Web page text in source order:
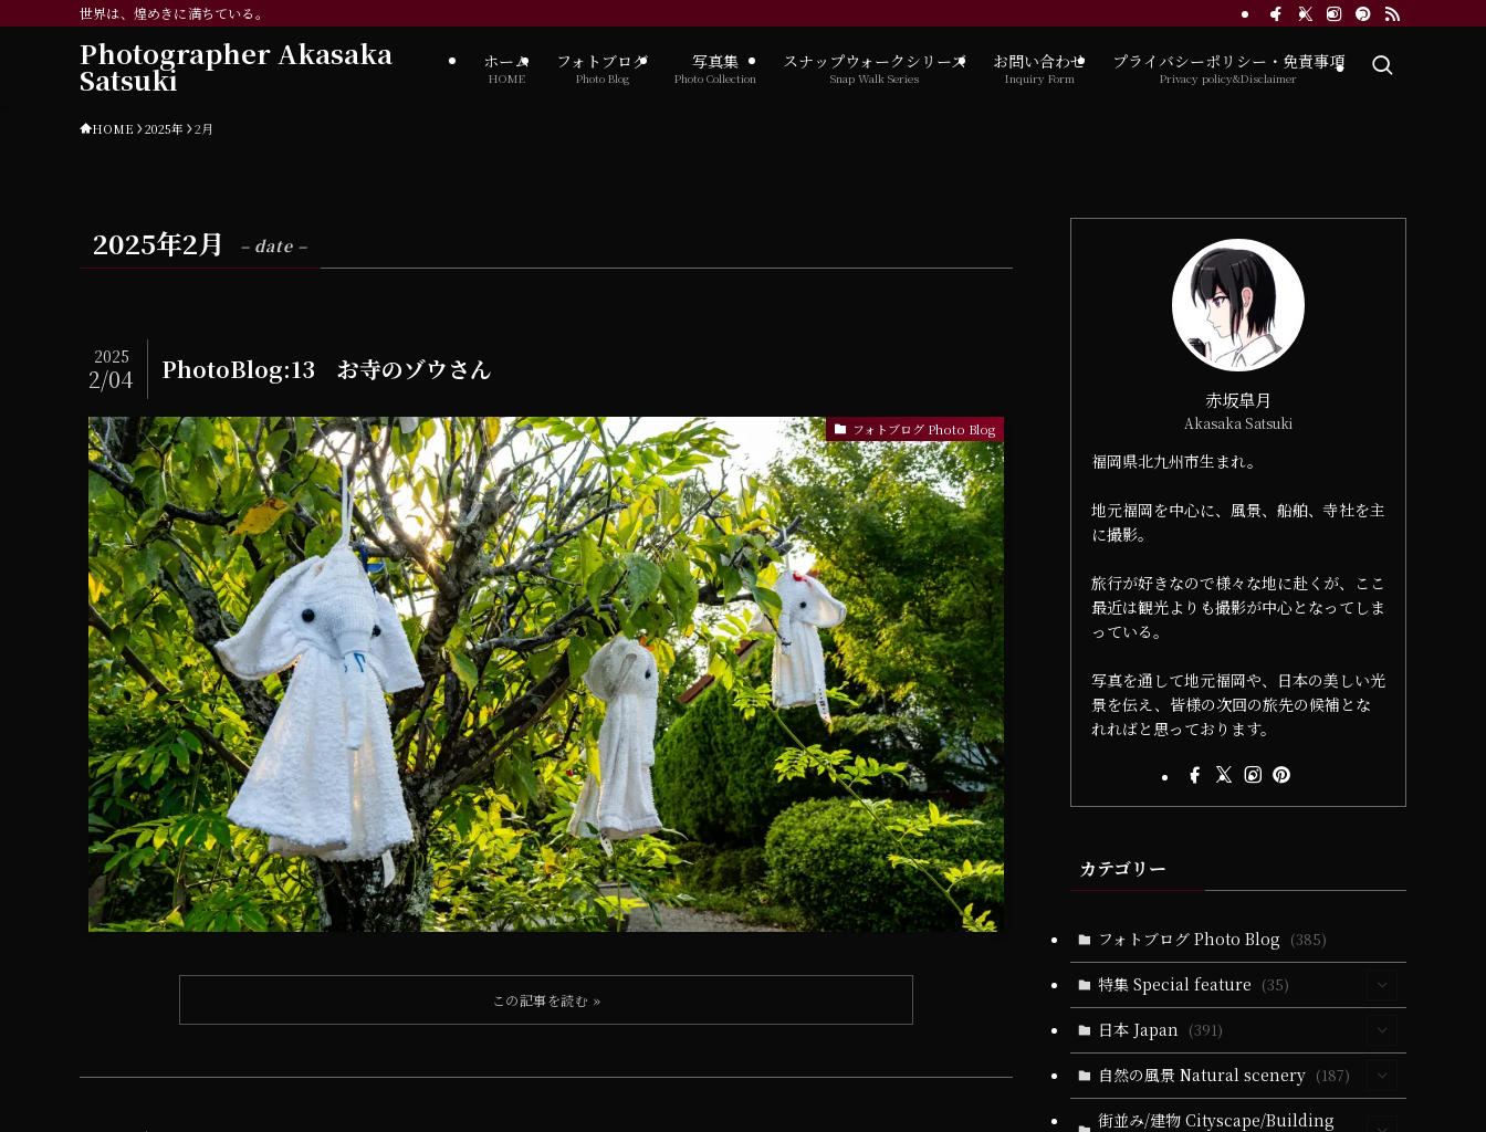
世界は、煌めきに満ちている。
Photographer Akasaka
Satsuki ホーム
HOME
フォトブログ
Photo Blog
写真集
Photo Collection
スナップウォークシリーズ
Snap Walk Series
お問い合わせ
Inquiry Form
プライバシーポリシー・免責事項
Privacy policy&Disclaimer
HOME 2025年 2月
2025年2月 – date –
PhotoBlog:13 お寺のゾウさん
2025
2/04
フォトブログ Photo Blog
赤坂皐月
Akasaka Satsuki
福岡県北九州市生まれ。
地元福岡を中心に、風景、船舶、寺社を主
に撮影。
旅行が好きなので様々な地に赴くが、ここ
最近は観光よりも撮影が中心となってしま
っている。
写真を通して地元福岡や、日本の美しい光
景を伝え、皆様の次回の旅先の候補とな
れればと思っております。
カテゴリー
フォトブログ Photo Blog (385)
特集 Special feature (35)
(10)
(5)
日本 Japan (391)
(63)
(39) (330)
自然の風景 Natural scenery (187)
(55)
街並み/建物 Cityscape/Building